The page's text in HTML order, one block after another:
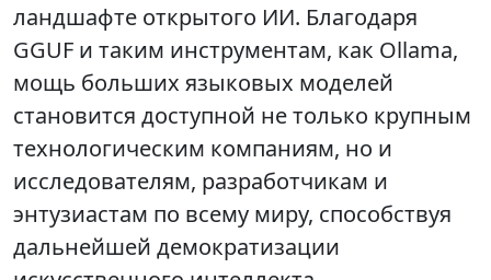
ландшафте открытого ИИ. Благодаря
GGUF и таким инструментам, как Ollama,
мощь больших языковых моделей
становится доступной не только крупным
технологическим компаниям, но и
исследователям, разработчикам и
энтузиастам по всему миру, способствуя
дальнейшей демократизации